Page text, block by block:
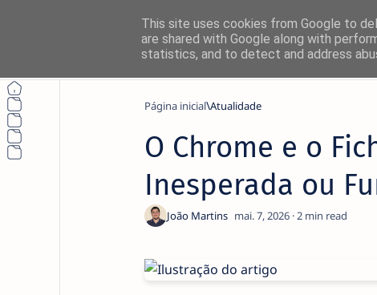
Página inicial Atualidade
O Chrome e o
Inesperada ou
2
This site uses cookies from Google to
are shared with Google along with
statistics, and to detect and address